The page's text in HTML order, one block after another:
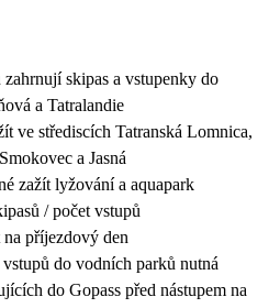
skipas a vstupenky do
a Tatralandie
ve střediscích Tatranská Lomnica,
a Jasná
zažít lyžování a aquapark
/ počet vstupů
příjezdový den
do vodních parků nutná
do Gopass před nástupem na